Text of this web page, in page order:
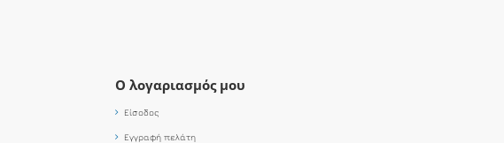
Ο λογαριασμός μου
Είσοδος
Εγγραφή πελάτη